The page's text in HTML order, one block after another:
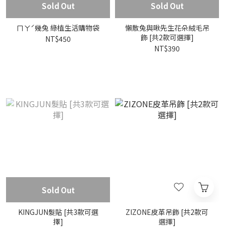
Sold Out
ㄇㄚˊ幾兔 綠植生活購物袋
NT$450
Sold Out
懶散兔與啾先生花朵絨毛吊
飾 [共2款可選擇]
NT$390
Sold Out
KINGJUN髮貼 [共3款可選
擇]
ZIZONE皮革吊飾 [共2款可
選擇]